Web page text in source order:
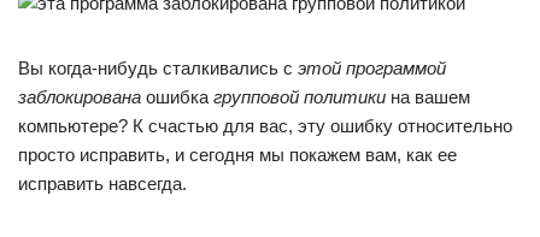
Вы когда-нибудь сталкивались с этой программой
заблокирована ошибка групповой политики на вашем
компьютере? К счастью для вас, эту ошибку относительно
просто исправить, и сегодня мы покажем вам, как ее
исправить навсегда.